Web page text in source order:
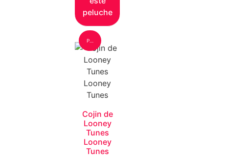
peluche
Peluche: Grande
Cojin de
Looney
Tunes
Looney
Tunes